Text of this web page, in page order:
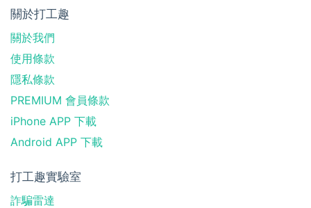
關於打工趣
關於我們
使用條款
隱私條款
PREMIUM 會員條款
iPhone APP 下載
Android APP 下載
打工趣實驗室
詐騙雷達